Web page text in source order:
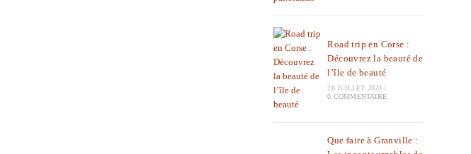
Road trip en Corse :
Découvrez la beauté de
l’île de beauté
28 JUILLET 2023 /
0 COMMENTAIRE
Que faire à Granville :